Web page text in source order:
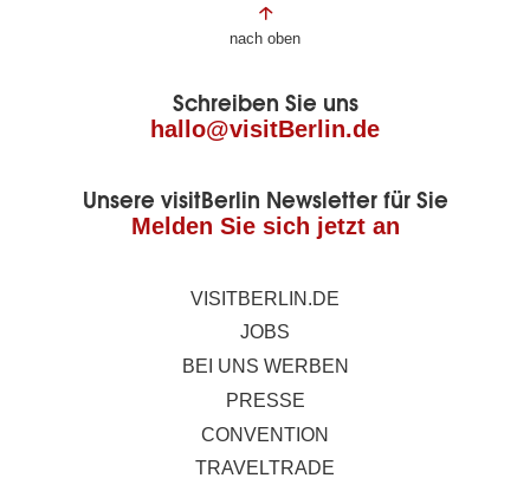
Fußbereich
Seite
nach oben
Schreiben Sie uns
hallo@visitBerlin.de
Unsere visitBerlin Newsletter für Sie
Melden Sie sich jetzt an
VISITBERLIN.DE
JOBS
BEI UNS WERBEN
PRESSE
CONVENTION
TRAVELTRADE